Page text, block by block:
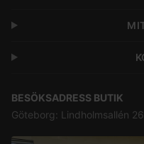
BESÖKSADRESS BUTIK
Göteborg: Lindholmsallén